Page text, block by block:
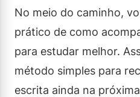
No meio do caminho,
prático de como
para estudar melhor.
método simples para
escrita ainda na